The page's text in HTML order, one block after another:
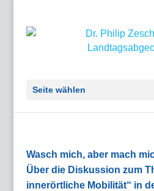
Seite wählen
Wasch mich, aber mach
Über die Diskussion zum
innerörtliche Mobilität“ in